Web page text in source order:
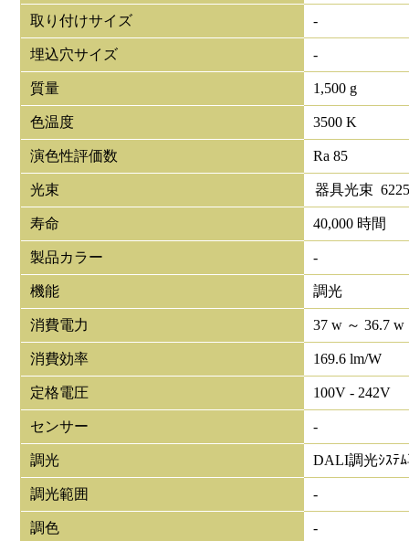
取り付けサイズ -
埋込穴サイズ -
質量 1,500 g
色温度 3500 K
演色性評価数 Ra 85
光束 器具光束
寿命 40,000 時間
製品カラー -
機能 調光
消費電力 37 w ～ 36.7 w
消費効率 169.6 lm/W
定格電圧 100V - 242V
センサー -
調光 DALI調光ｼｽﾃ
調光範囲 -
調色 -